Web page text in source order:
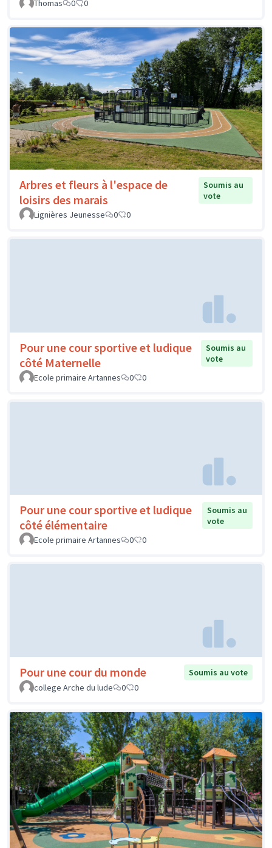
Thomas 0 0
Arbres et fleurs à l'espace de
loisirs des marais
Soumis au
vote
Lignières Jeunesse
0 0
Pour une cour sportive et ludique
côté Maternelle
Soumis au
vote
Ecole primaire Artannes
0 0
Pour une cour sportive et ludique
côté élémentaire
Soumis au
vote
Ecole primaire Artannes
0 0
Pour une cour du monde
Soumis au vote
college Arche du lude
0 0